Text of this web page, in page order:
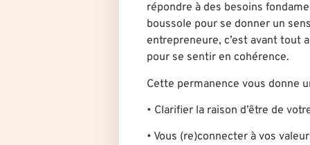
répondre à des besoins
boussole pour se donner un
entrepreneure, c’est avant tout
pour se sentir en cohérence.
Cette permanence vous donne
• Clarifier la raison d’être de
• Vous (re)connecter à vos